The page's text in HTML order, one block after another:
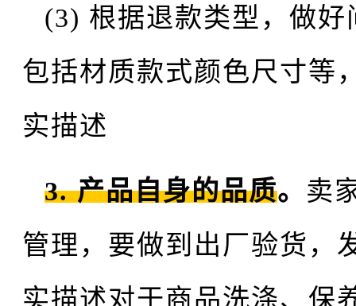
(3) 根据退款类型，做好
包括材质款式颜色尺寸等
实描述
3. 产品自身的品质。 卖
管理，要做到出厂验货，
实描述对于商品洗涤、保